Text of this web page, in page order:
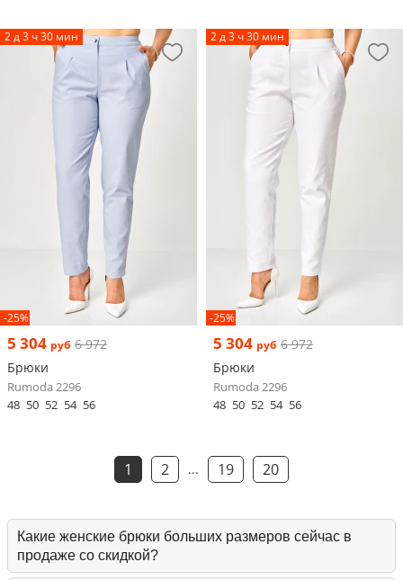
2 д 3 ч 30 мин
-25%
5 304 руб 6 972
Брюки
Rumoda 2296
48 50 52 54 56
2 д 3 ч 30 мин
-25%
5 304 руб 6 972
Брюки
Rumoda 2296
48 50 52 54 56
1 2 ... 19 20
Какие женские брюки больших размеров сейчас в
продаже со скидкой?